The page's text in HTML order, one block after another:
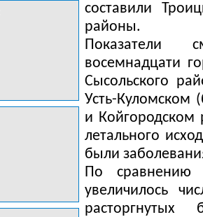
составили
районы.
Показатели
восемнадцати
Сысольского
Усть-Куломском
и Койгородском
летального
были
По
увеличилось